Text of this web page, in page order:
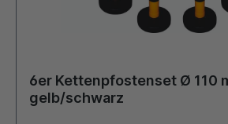
6er Kettenpfostenset Ø 110
gelb/schwarz